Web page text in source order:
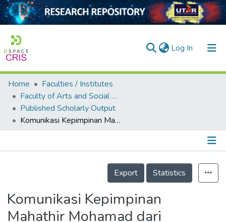
Log In (current)
Home
Collection
Output
Home
Faculties / Institutes
Faculty of Arts and Social Science
Published Scholarly Output
Komunikasi Kepimpinan Mahathir Mohamad dari Perspektif Agama Hindu
Details
Export
Statistics
Komunikasi Kepimpinan
Mahathir Mohamad dari